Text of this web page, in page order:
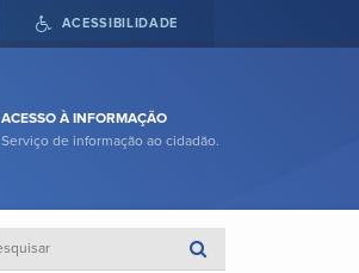
ACESSIBILIDADE
ACESSO À INFORMAÇÃO
Serviço de informação ao cidadão.